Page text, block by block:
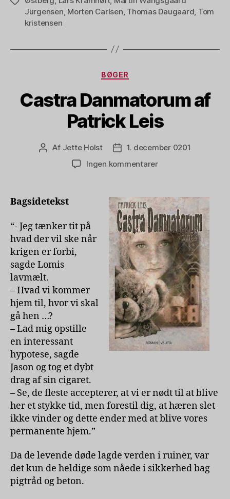
Jürgensen Morten Carlsen Thomas Daugaard Tom
kristensen
Kategorier
BØGER
Castra Danmatorum af
Patrick Leis
Indlægsforfatter
Af Jette Holst Indlægsdato
1. december 0201
Ingen kommentarertil
af
Patrick
Leis
Bagsidetekst
“- Jeg tænker tit på
hvad der vil ske når
krigen er forbi,
sagde Lomis
lavmælt.
– Hvad vi kommer
hjem til, hvor vi skal
gå hen …?
– Lad mig opstille
en interessant
hypotese, sagde
Jason og tog et dybt
drag af sin cigaret.
– Se, de fleste accepterer, at vi er nødt til at blive
her et stykke tid, men forestil dig, at hæren slet
ikke vinder og dette ender med at blive vores
permanente hjem.”
Da de levende døde lagde verden i ruiner, var
det kun de heldige som nåede i sikkerhed bag
pigtråd og beton.